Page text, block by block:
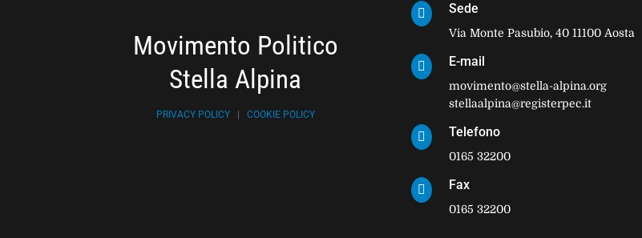
Movimento Politico
Stella Alpina
PRIVACY POLICY| COOKIE POLICY
 Sede
Via Monte Pasubio, 40 11100 Aosta
 E-mail
movimento@stella-alpina.org
stellaalpina@registerpec.it
 Telefono
0165 32200
 Fax
0165 32200